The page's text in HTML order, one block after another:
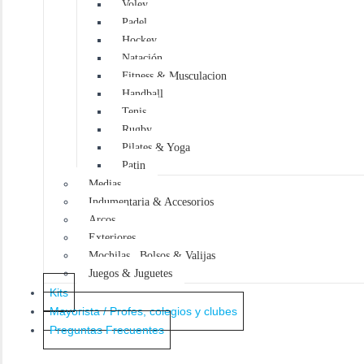
Voley
Padel
Hockey
Natación
Fitness & Musculacion
Handball
Tenis
Rugby
Pilates & Yoga
Patin
Medias
Indumentaria & Accesorios
Arcos
Exteriores
Mochilas , Bolsos & Valijas
Juegos & Juguetes
Kits
Mayorista / Profes, colegios y clubes
Preguntas Frecuentes